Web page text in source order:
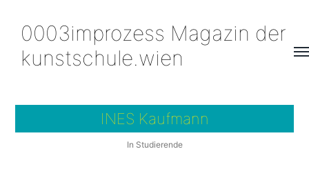
0003improzess Magazin der
kunstschule.wien
INES Kaufmann
In Studierende